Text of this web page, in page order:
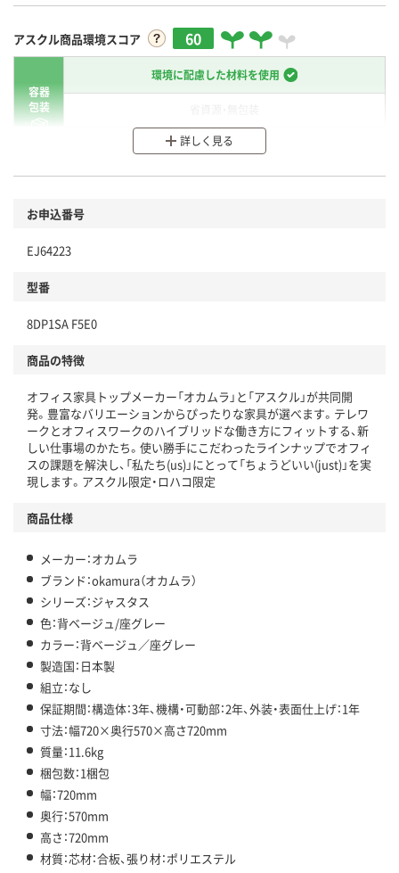
アスクル商品環境スコア 60
容器
包装
環境に配慮した材料を使用
分別・リサイクルしやすい設計
商品
本体
仕組
この商品の環境配慮ポイントです。下記商品詳細「
アスクル商品環境スコア詳細／加点項目
」で確認できます。
詳しく見る
お申込番号
EJ64223
型番
8DP1SA F5E0
商品の特徴
オフィス家具トップメーカー「オカムラ」と「アスクル」が共同開
発。豊富なバリエーションからぴったりな家具が選べます。テレワ
ークとオフィスワークのハイブリッドな働き方にフィットする、新
しい仕事場のかたち。使い勝手にこだわったラインナップでオフィ
スの課題を解決し、「私たち(us)」にとって「ちょうどいい(just)」を実
現します。アスクル限定・ロハコ限定
商品仕様
メーカー：オカムラ
ブランド：okamura（オカムラ）
シリーズ：ジャスタス
色：背ベージュ/座グレー
カラー：背ベージュ／座グレー
製造国：日本製
組立：なし
保証期間：構造体：3年、機構・可動部：2年、外装・表面仕上げ：1年
寸法：幅720×奥行570×高さ720mm
質量：11.6kg
梱包数：1梱包
幅：720mm
奥行：570mm
高さ：720mm
材質：芯材：合板、張り材：ポリエステル